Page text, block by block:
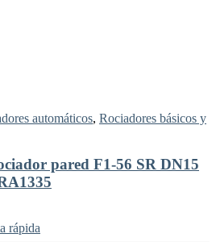
automáticos, Rociadores básicos y
pared F1-56 SR DN15
rápida